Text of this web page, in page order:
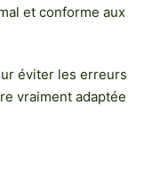
et conforme aux
éviter les erreurs
vraiment adaptée